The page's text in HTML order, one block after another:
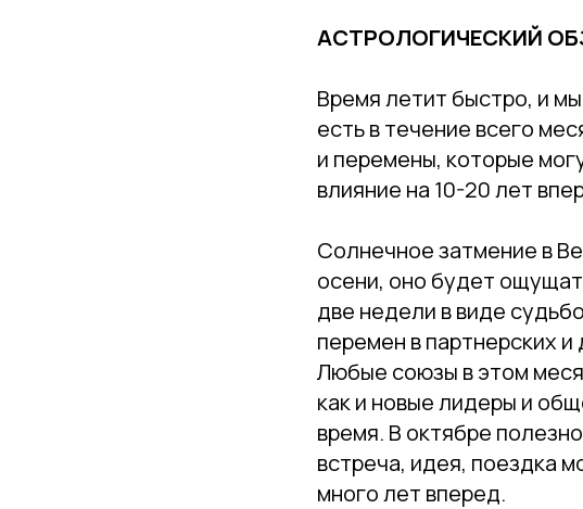
АСТРОЛОГИЧЕСКИЙ
Время летит быстро, и
есть в течение всего
и перемены, которые
влияние на 10-20 лет
Солнечное затмение в
осени, оно будет
две недели в виде
перемен в партнерских
Любые союзы в этом
как и новые лидеры и
время. В октябре
встреча, идея, поездка
много лет вперед.